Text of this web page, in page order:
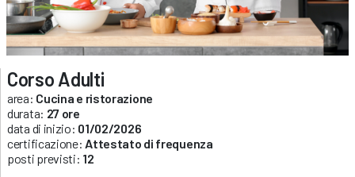
Corso Adulti
area: Cucina e ristorazione
durata: 27 ore
data di inizio: 01/02/2026
certificazione: Attestato di frequenza
posti previsti: 12